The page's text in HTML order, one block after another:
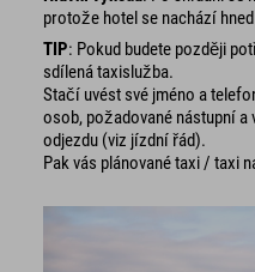
protože hotel se nachází
TIP: Pokud budete později
sdílená taxislužba.
Stačí uvést své jméno a
osob, požadované nástupní a
odjezdu (viz jízdní řád).
Pak vás plánované taxi / taxi